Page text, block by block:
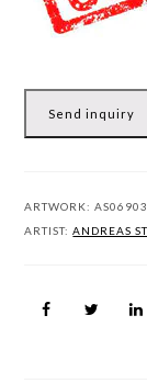
Send inquiry
ARTWORK:
ARTIST:ANDREAS